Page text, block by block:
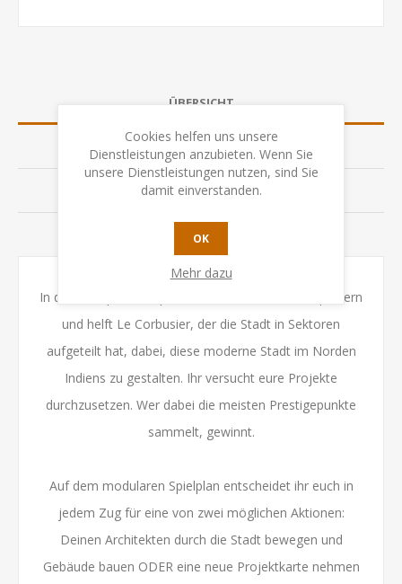
ÜBERSICHT
SPEZIFIKATION
BEWERTUNGEN
KONTAKTIEREN SIE UNS
In diesem Spiel schlüpft ihr in die Rolle von Stadtplanern
und helft Le Corbusier, der die Stadt in Sektoren
aufgeteilt hat, dabei, diese moderne Stadt im Norden
Indiens zu gestalten. Ihr versucht eure Projekte
durchzusetzen. Wer dabei die meisten Prestigepunkte
sammelt, gewinnt.
Auf dem modularen Spielplan entscheidet ihr euch in
jedem Zug für eine von zwei möglichen Aktionen:
Deinen Architekten durch die Stadt bewegen und
Gebäude bauen ODER eine neue Projektkarte nehmen
Cookies helfen uns unsere
Dienstleistungen anzubieten. Wenn Sie
unsere Dienstleistungen nutzen, sind Sie
damit einverstanden.
OK
Mehr dazu